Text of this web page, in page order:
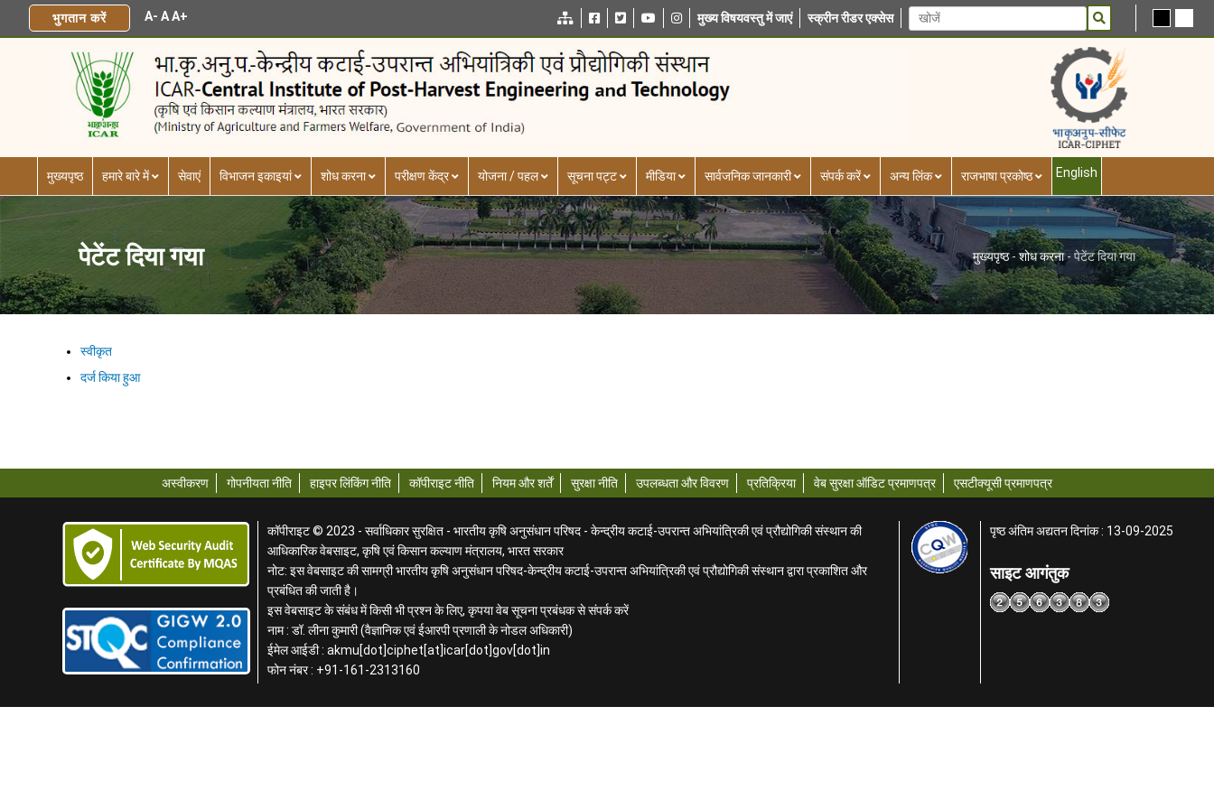
भुगतान करें A- AA+ मुख्य विषयवस्तु में जाएं स्क्रीन रीडर एक्सेस
मुख्यपृष्ठ हमारे बारे में सेवाएं विभाजन इकाइयां शोध करना परीक्षण केंद्र योजना / पहल सूचना पट्ट मीडिया सार्वजनिक जानकारी संपर्क करें अन्य लिंक राजभाषा प्रकोष्ठ English
पेटेंट दिया गया मुख्यपृष्ठ - शोध करना-पेटेंट दिया गया
स्वीकृत
दर्ज किया हुआ
अस्वीकरण गोपनीयता नीति हाइपर लिंकिंग नीति कॉपीराइट नीति नियम और शर्तें सुरक्षा नीति उपलब्धता और विवरण प्रतिक्रिया वेब सुरक्षा ऑडिट प्रमाणपत्र एसटीक्यूसी प्रमाणपत्र
कॉपीराइट © 2023 - सर्वाधिकार सुरक्षित - भारतीय कृषि अनुसंधान परिषद - केन्द्रीय कटाई-उपरान्त अभियांत्रिकी एवं प्रौद्योगिकी संस्थान की
आधिकारिक वेबसाइट, कृषि एवं किसान कल्याण मंत्रालय, भारत सरकार
नोट: इस वेबसाइट की सामग्री भारतीय कृषि अनुसंधान परिषद-केन्द्रीय कटाई-उपरान्त अभियांत्रिकी एवं प्रौद्योगिकी संस्थान द्वारा प्रकाशित और
प्रबंधित की जाती है।
इस वेबसाइट के संबंध में किसी भी प्रश्न के लिए, कृपया वेब सूचना प्रबंधक से संपर्क करें
नाम : डॉ. लीना कुमारी (वैज्ञानिक एवं ईआरपी प्रणाली के नोडल अधिकारी)
ईमेल आईडी : akmu[dot]ciphet[at]icar[dot]gov[dot]in
फोन नंबर : +91-161-2313160
पृष्ठ अंतिम अद्यतन दिनांक : 13-09-2025
साइट आगंतुक